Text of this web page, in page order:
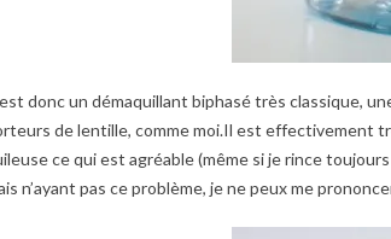
donc un démaquillant biphasé très classique,
de lentille, comme moi.Il est effectivement
ce qui est agréable (même si je rince
n’ayant pas ce problème, je ne peux me